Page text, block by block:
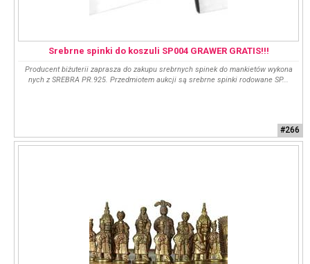
Srebrne spinki do koszuli SP004 GRAWER GRATIS!!!
Producent biżuterii zaprasza do zakupu srebrnych spinek do mankietów wykona
nych z SREBRA PR.925. Przedmiotem aukcji są srebrne spinki rodowane SP...
#266